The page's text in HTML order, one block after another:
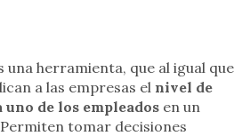
una herramienta, que al igual que
a las empresas el nivel de
uno de los empleados en un
tomar decisiones